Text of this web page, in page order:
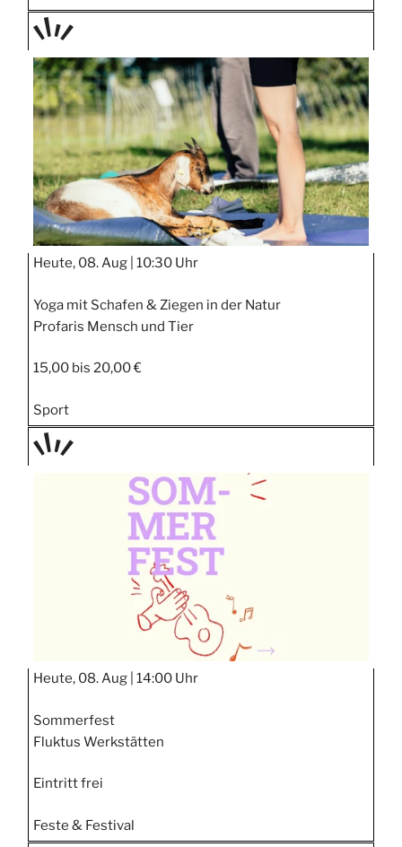
TAGE
STIPP
Heute, 08. Aug | 10:30 Uhr
Yoga mit Schafen & Ziegen in der Natur
Profaris Mensch und Tier
15,00 bis 20,00 €
Sport
Heute, 08. Aug | 14:00 Uhr
Sommerfest
Fluktus Werkstätten
Eintritt frei
Feste & Festival